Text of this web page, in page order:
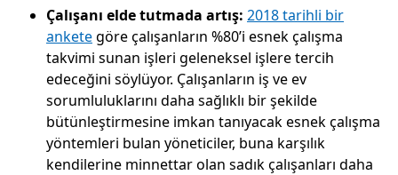
Çalışanı elde tutmada artış: 2018 tarihli bir
anketegöre çalışanların %80’i esnek çalışma
takvimi sunan işleri geleneksel işlere tercih
edeceğini söylüyor. Çalışanların iş ve ev
sorumluluklarını daha sağlıklı bir şekilde
bütünleştirmesine imkan tanıyacak esnek çalışma
yöntemleri bulan yöneticiler, buna karşılık
kendilerine minnettar olan sadık çalışanları daha